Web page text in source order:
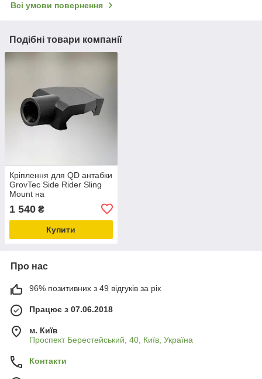
Всі умови повернення
Подібні товари компанії
Кріплення для QD антабки
GrovTec Side Rider Sling
Mount на
алюмінієве, GTSW322
1 540 ₴
Купити
Про нас
96% позитивних з 49 відгуків за рік
Працює з 07.06.2018
м. Київ
Проспект Берестейський, 40, Київ, Україна
Контакти